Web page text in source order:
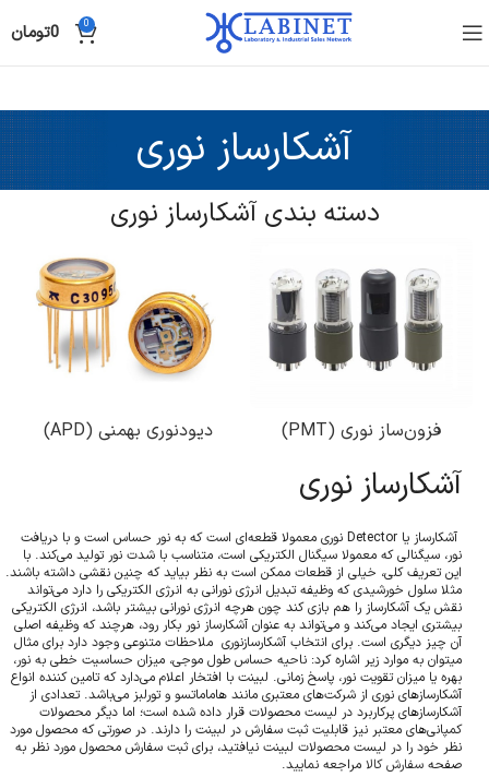
0
0تومان
آشکارساز نوری
دسته بندی آشکارساز نوری
فزون‌ساز نوری (PMT) دیودنوری بهمنی (APD)
آشکارساز نوری
آشکارساز یا Detector نوری معمولا قطعه‌ای است که به نور حساس است و با دریافت
نور، سیگنالی که معمولا سیگنال الکتریکی است، متناسب با شدت نور تولید می‌کند. با
این تعریف کلی، خیلی از قطعات ممکن است به نظر بیاید که چنین نقشی داشته باشند.
مثلا سلول خورشیدی که وظیفه تبدیل انرژی نورانی به انرژی الکتریکی را دارد می‌تواند
نقش یک آشکارساز را هم بازی کند چون هرچه انرژی نورانی بیشتر باشد، انرژی الکتریکی
بیشتری ایجاد می‌کند و می‌تواند به عنوان آشکارساز نور بکار رود، هرچند که وظیفه اصلی
آن چیز دیگری است. برای انتخاب آشکارسازنوری ملاحظات متنوعی وجود دارد برای مثال
میتوان به موارد زیر اشاره کرد: ناحیه حساس طول موجی، میزان حساسیت خطی به نور،
بهره یا میزان تقویت نور، پاسخ زمانی. لبینت با افتخار اعلام می‌دارد که تامین کننده انواع
آشکارسازهای نوری از شرکت‌های معتبری مانند هاماماتسو و تورلبز می‌باشد. تعدادی از
آشکارسازهای پرکاربرد در لیست محصولات قرار داده شده است؛ اما دیگر محصولات
کمپانی‌های معتبر نیز قابلیت ثبت سفارش در لبینت را دارند. در صورتی که محصول مورد
نظر خود را در لیست محصولات لبینت نیافتید، برای ثبت سفارش محصول مورد نظر به
صفحه سفارش کالا مراجعه نمایید.